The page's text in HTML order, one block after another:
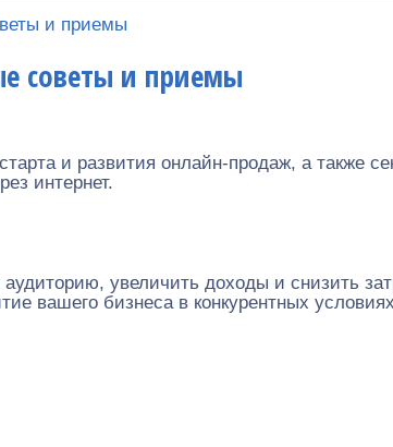
и приемы
советы и приемы
и развития онлайн-продаж, а также
интернет.
увеличить доходы и снизить
вашего бизнеса в конкурентных